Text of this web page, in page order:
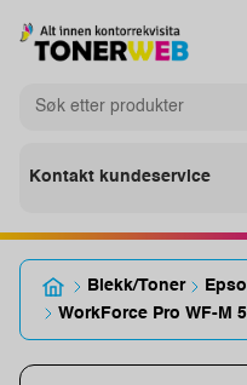
Kontakt kundeservice
Blekk/Toner
WorkForce Pro WF-M